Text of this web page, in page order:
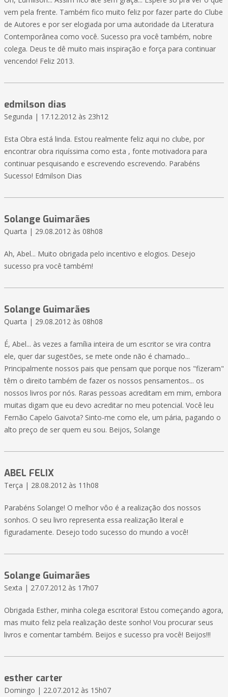
vem pela frente. Também fico muito feliz por fazer parte do Clube
de Autores e por ser elogiada por uma autoridade da Literatura
Contemporânea como você. Sucesso pra você também, nobre
colega. Deus te dê muito mais inspiração e força para continuar
vencendo! Feliz 2013.
edmilson dias
Segunda | 17.12.2012 às 23h12
Esta Obra está linda. Estou realmente feliz aqui no clube, por
encontrar obra riquíssima como esta , fonte motivadora para
continuar pesquisando e escrevendo escrevendo. Parabéns
Sucesso! Edmilson Dias
Solange Guimarães
Quarta | 29.08.2012 às 08h08
Ah, Abel... Muito obrigada pelo incentivo e elogios. Desejo
sucesso pra você também!
Solange Guimarães
Quarta | 29.08.2012 às 08h08
É, Abel... às vezes a família inteira de um escritor se vira contra
ele, quer dar sugestões, se mete onde não é chamado...
Principalmente nossos pais que pensam que porque nos "fizeram"
têm o direito também de fazer os nossos pensamentos... os
nossos livros por nós. Raras pessoas acreditam em mim, embora
muitas digam que eu devo acreditar no meu potencial. Você leu
Fernão Capelo Gaivota? Sinto-me como ele, um pária, pagando o
alto preço de ser quem eu sou. Beijos, Solange
ABEL FELIX
Terça | 28.08.2012 às 11h08
Parabéns Solange! O melhor vôo é a realização dos nossos
sonhos. O seu livro representa essa realização literal e
figuradamente. Desejo todo sucesso do mundo a você!
Solange Guimarães
Sexta | 27.07.2012 às 17h07
Obrigada Esther, minha colega escritora! Estou começando agora,
mas muito feliz pela realização deste sonho! Vou procurar seus
livros e comentar também. Beijos e sucesso pra você! Beijos!!!
esther carter
Domingo | 22.07.2012 às 15h07